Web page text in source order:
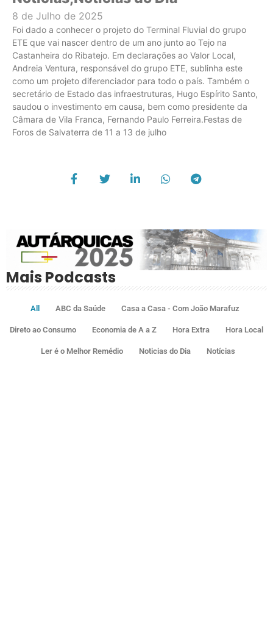
8 de Julho de 2025
Foi dado a conhecer o projeto do Terminal Fluvial do grupo
ETE que vai nascer dentro de um ano junto ao Tejo na
Castanheira do Ribatejo. Em declarações ao Valor Local,
Andreia Ventura, responsável do grupo ETE, sublinha este
como um projeto diferenciador para todo o país. Também o
secretário de Estado das infraestruturas, Hugo Espírito Santo,
saudou o investimento em causa, bem como presidente da
Câmara de Vila Franca, Fernando Paulo Ferreira.Festas de
Foros de Salvaterra de 11 a 13 de julho
Mais Podcasts
All ABC da Saúde Casa a Casa - Com João Marafuz
Direto ao Consumo Economia de A a Z Hora Extra Hora Local
Ler é o Melhor Remédio Noticias do Dia Notícias